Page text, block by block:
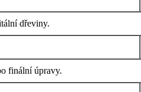
dřeviny.
finální úpravy.